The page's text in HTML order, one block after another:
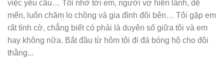
việc yêu cầu… Tôi nhớ tới em, người vợ hiền lành, dễ
mến, luôn chăm lo chồng và gia đình đôi bên… Tôi gặp em
rất tình cờ, chẳng biết có phải là duyên số giữa tôi và em
hay không nữa. Bắt đầu từ hôm tôi đi đá bóng hộ cho đội
thằng...